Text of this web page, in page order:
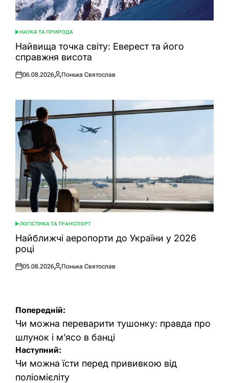
ОПУБЛІКУВАТИ
У
НАУКА ТА ПРИРОДА
Найвища точка світу: Еверест та його
справжня висота
Оприлюднено
06.08.2026
Опубліковано
Понька Святослав
ОПУБЛІКУВАТИ
У
ЛОГІСТИКА ТА ТРАНСПОРТ
Найближчі аеропорти до України у 2026
році
Оприлюднено
05.08.2026
Опубліковано
Понька Святослав
Навігація
записів
Попередній:
Чи можна переварити тушонку: правда про
шлунок і м’ясо в банці
Наступний:
Чи можна їсти перед прививкою від
поліомієліту